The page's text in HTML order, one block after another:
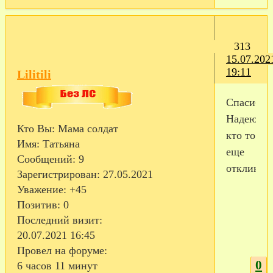
313
19:11
Lilitili
Кто Вы: Мама солдат
Имя: Татьяна
Сообщений: 9
Зарегистрирован: 27.05.2021
Уважение: +45
Позитив: 0
Последний визит:
20.07.2021 16:45
Провел на форуме:
6 часов 11 минут
Спасибо.
Надеюсь,
кто то
еще
0